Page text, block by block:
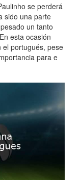
se perderá
sido una parte
un tanto
esta ocasión
portugués, pese
para e